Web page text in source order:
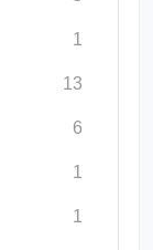
1
13
6
1
1